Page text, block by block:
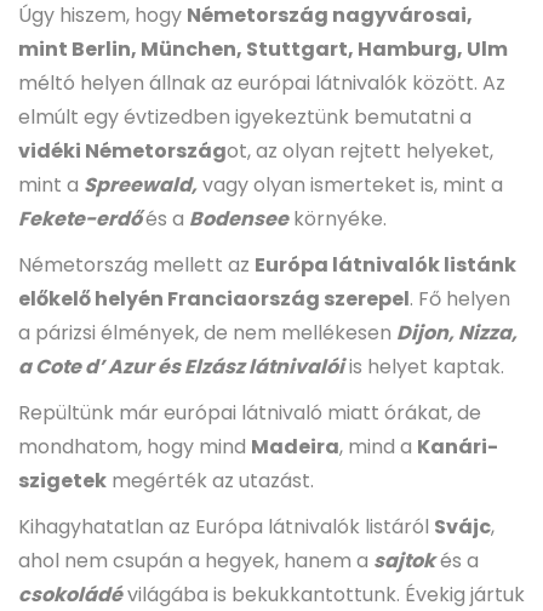
Úgy hiszem, hogy Németország nagyvárosai,
mint Berlin, München, Stuttgart, Hamburg, Ulm
méltó helyen állnak az európai látnivalók között. Az
elmúlt egy évtizedben igyekeztünk bemutatni a
vidéki Németországot, az olyan rejtett helyeket,
mint a Spreewald,vagy olyan ismerteket is, mint a
Fekete-erdőés a Bodenseekörnyéke.
Németország mellett az Európa látnivalók listánk
előkelő helyén Franciaország szerepel. Fő helyen
a párizsi élmények, de nem mellékesen Dijon, Nizza,
a Cote d’ Azur és Elzász látnivalóiis helyet kaptak.
Repültünk már európai látnivaló miatt órákat, de
mondhatom, hogy mind Madeira, mind a Kanári-
szigetek megérték az utazást.
Kihagyhatatlan az Európa látnivalók listáról Svájc,
ahol nem csupán a hegyek, hanem a sajtokés a
csokoládévilágába is bekukkantottunk. Évekig jártuk